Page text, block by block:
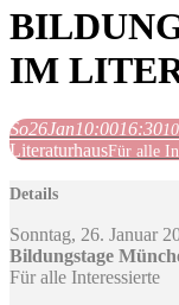
IM
So26Jan10:0016:30
LiteraturhausFür alle
Details
Sonntag, 26. Januar
Bildungstage
Für alle Interessierte